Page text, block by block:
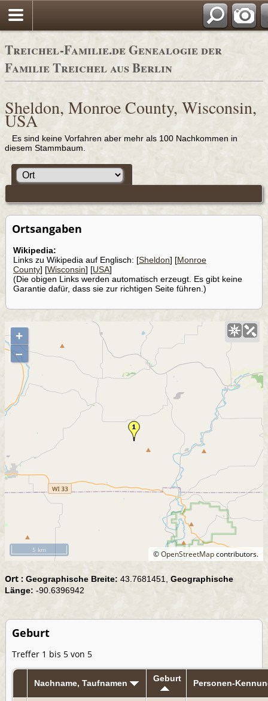
Treichel-Familie.de Genealogie der
Familie Treichel aus Berlin
Sheldon, Monroe County, Wisconsin,
USA
Es sind keine Vorfahren aber mehr als 100 Nachkommen in
diesem Stammbaum.
Ortsangaben
Wikipedia:
Links zu Wikipedia auf Englisch: [Sheldon] [Monroe
County] [Wisconsin] [USA]
(Die obigen Links werden automatisch erzeugt. Es gibt keine
Garantie dafür, dass sie zur richtigen Seite führen.)
+
–
©OpenStreetMapcontributors.
5 km
Ort : Geographische Breite: 43.7681451, Geographische
Länge: -90.6396942
Geburt
Treffer 1 bis 5 von 5
Nachname, Taufnamen Geburt Personen-